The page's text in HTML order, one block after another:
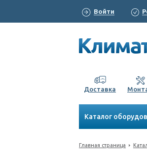
Войти
Доставка
Каталог
Главная страница